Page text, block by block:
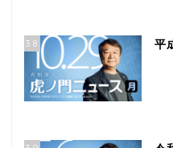
38 平